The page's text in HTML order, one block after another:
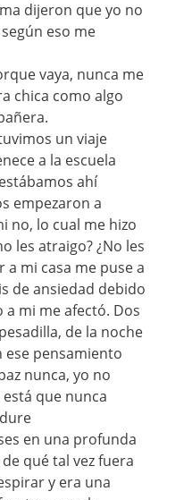
dijeron que yo no
eso me
vaya, nunca me
chica como algo
un viaje
a la escuela
ahí
empezaron a
no, lo cual me hizo
les atraigo? ¿No les
a mi casa me puse a
de ansiedad debido
mi me afectó. Dos
de la noche
ese pensamiento
nunca, yo no
que nunca
en una profunda
qué tal vez fuera
y era una